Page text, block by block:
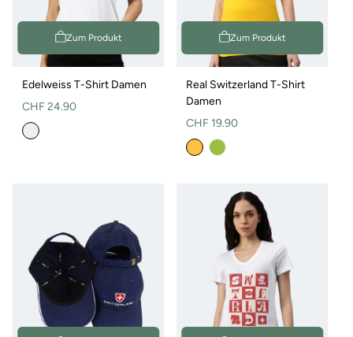
Zum Produkt
Edelweiss T-Shirt Damen
Normaler
Preis
CHF 24.90
Zum Produkt
Real Switzerland T-Shirt
Damen
Normaler
Preis
CHF 19.90